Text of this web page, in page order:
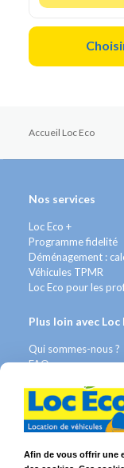
Accueil Loc Eco
Nos services
Loc Eco +
Programme fidelité
Déménagement :
Véhicules TPMR
Loc Eco pour les
Plus loin avec Loc
Qui sommes-nous ?
FAQ
Nous recrutons
Avis Clients
Afin de vous offrir une